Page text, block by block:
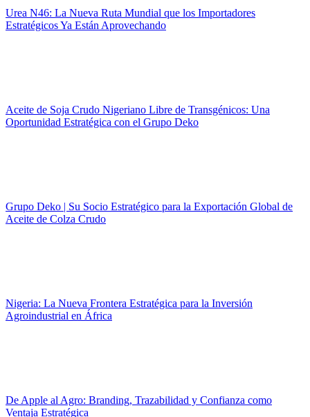
Urea N46: La Nueva Ruta Mundial que los Importadores
Estratégicos Ya Están Aprovechando
Aceite de Soja Crudo Nigeriano Libre de Transgénicos: Una
Oportunidad Estratégica con el Grupo Deko
Grupo Deko | Su Socio Estratégico para la Exportación Global de
Aceite de Colza Crudo
Nigeria: La Nueva Frontera Estratégica para la Inversión
Agroindustrial en África
De Apple al Agro: Branding, Trazabilidad y Confianza como
Ventaja Estratégica